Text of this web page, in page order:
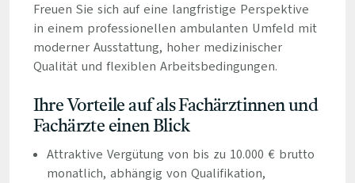
Freuen Sie sich auf eine langfristige Perspektive
in einem professionellen ambulanten Umfeld mit
moderner Ausstattung, hoher medizinischer
Qualität und flexiblen Arbeitsbedingungen.
Ihre Vorteile auf als Fachärztinnen und
Fachärzte einen Blick
Attraktive Vergütung von bis zu 10.000 € brutto
monatlich, abhängig von Qualifikation,